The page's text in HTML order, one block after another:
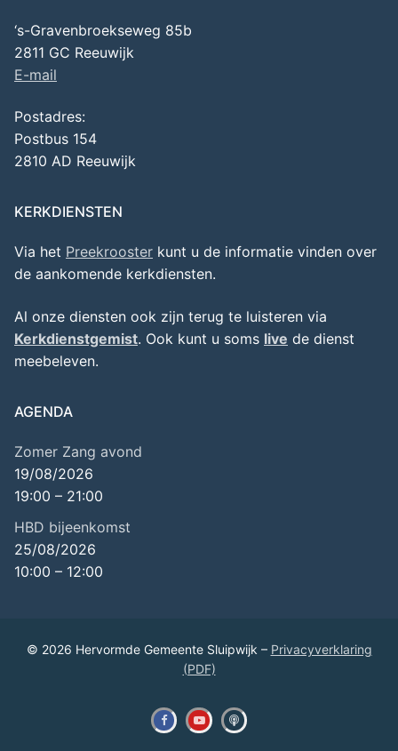
‘s-Gravenbroekseweg 85b
2811 GC Reeuwijk
E-mail
Postadres:
Postbus 154
2810 AD Reeuwijk
KERKDIENSTEN
Via het Preekrooster kunt u de informatie vinden over
de aankomende kerkdiensten.
Al onze diensten ook zijn terug te luisteren via
Kerkdienstgemist. Ook kunt u soms live de dienst
meebeleven.
AGENDA
Zomer Zang avond
19/08/2026
19:00 – 21:00
HBD bijeenkomst
25/08/2026
10:00 – 12:00
© 2026 Hervormde Gemeente Sluipwijk – Privacyverklaring
(PDF)